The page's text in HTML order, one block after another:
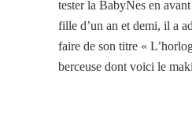
tester la BabyNes en
fille d’un an et demi, il a
faire de son titre «
berceuse dont voici le